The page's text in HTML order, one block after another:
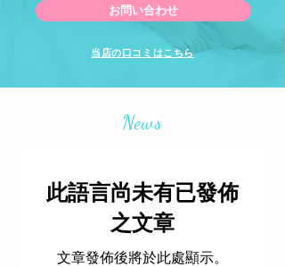
お問い合わせ
当店の口コミはこちら
News
此語言尚未有已發佈
之文章
文章發佈後將於此處顯示。